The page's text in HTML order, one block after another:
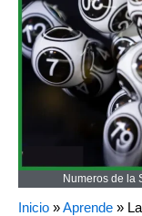
Numeros de la
Inicio »Aprende »